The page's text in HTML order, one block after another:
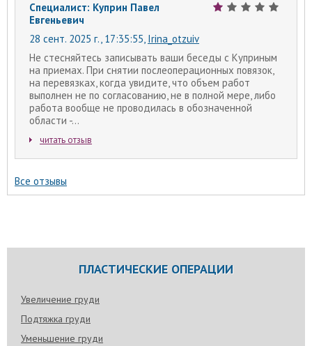
Специалист: Куприн Павел
Евгеньевич
28 сент. 2025 г., 17:35:55, Irina_otzuiv
Не стесняйтесь записывать ваши беседы с Куприным
на приемах. При снятии послеоперационных повязок,
на перевязках, когда увидите, что объем работ
выполнен не по согласованию, не в полной мере, либо
работа вообще не проводилась в обозначенной
области -...
читать отзыв
Все отзывы
ПЛАСТИЧЕСКИЕ ОПЕРАЦИИ
Увеличение груди
Подтяжка груди
Уменьшение груди